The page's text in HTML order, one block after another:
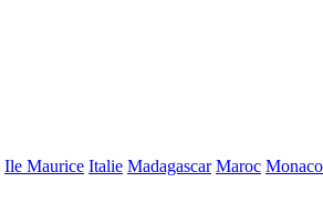
Ile Maurice Italie Madagascar Maroc Monaco